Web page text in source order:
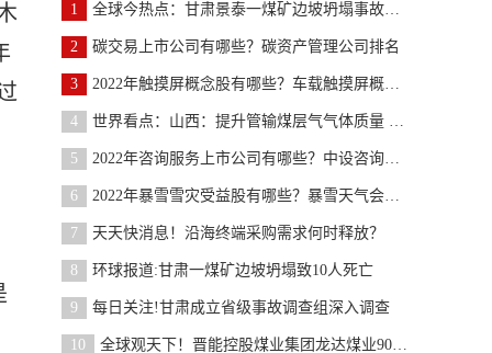
1 全球今热点：甘肃景泰一煤矿边坡坍塌事故追踪：已致
2 碳交易上市公司有哪些？碳资产管理公司排名
3 2022年触摸屏概念股有哪些？车载触摸屏概念龙头股有
4 世界看点：山西：提升管输煤层气气体质量 降低管道
5 2022年咨询服务上市公司有哪些？中设咨询上市会破发
6 2022年暴雪雪灾受益股有哪些？暴雪天气会刺激哪些股
7 天天快消息！沿海终端采购需求何时释放？
8 环球报道:甘肃一煤矿边坡坍塌致10人死亡
9 每日关注!甘肃成立省级事故调查组深入调查
10 全球观天下！晋能控股煤业集团龙达煤业90万吨矿井项